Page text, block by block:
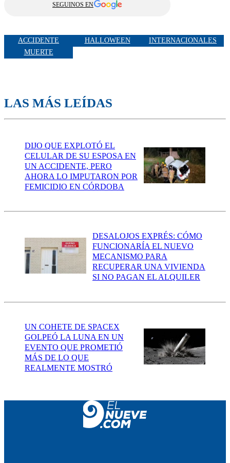
SEGUINOS EN
ACCIDENTE HALLOWEEN
INTERNACIONALES
MUERTE
LAS MÁS LEÍDAS
DIJO QUE EXPLOTÓ EL
CELULAR DE SU ESPOSA EN
UN ACCIDENTE, PERO
AHORA LO IMPUTARON POR
FEMICIDIO EN CÓRDOBA
DESALOJOS EXPRÉS: CÓMO
FUNCIONARÍA EL NUEVO
MECANISMO PARA
RECUPERAR UNA VIVIENDA
SI NO PAGAN EL ALQUILER
UN COHETE DE SPACEX
GOLPEÓ LA LUNA EN UN
EVENTO QUE PROMETIÓ
MÁS DE LO QUE
REALMENTE MOSTRÓ